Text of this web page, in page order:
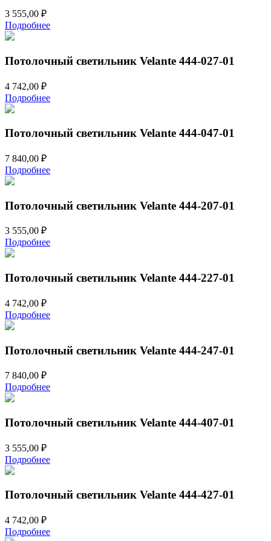
3 555,00 ₽
Подробнее
Потолочный светильник Velante 444-027-01
4 742,00 ₽
Подробнее
Потолочный светильник Velante 444-047-01
7 840,00 ₽
Подробнее
Потолочный светильник Velante 444-207-01
3 555,00 ₽
Подробнее
Потолочный светильник Velante 444-227-01
4 742,00 ₽
Подробнее
Потолочный светильник Velante 444-247-01
7 840,00 ₽
Подробнее
Потолочный светильник Velante 444-407-01
3 555,00 ₽
Подробнее
Потолочный светильник Velante 444-427-01
4 742,00 ₽
Подробнее